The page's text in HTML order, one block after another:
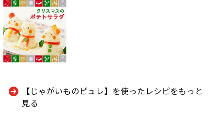
【じゃがいものピュレ】を使ったレシピをもっと
見る